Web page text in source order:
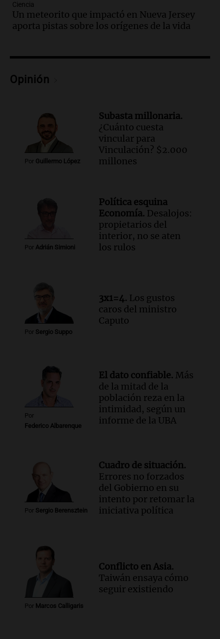
Una mañana para todos
Episodios
Una mañana para todos
para poder seguir viviend
Una mañana para todos
Episodios
Audio.Estiman que la inflación nacional
de julio será menor al 2,9% registrado
Episodios
Audio. Altas Cumbres: rescataron a una
cabra que llevaba ocho días atrapada en
un precipicio
Una mañana para todos
conectividad fronteriza, aérea y digital
con Jujuy
Panorama Federal
Episodios
Audio.Del fitness a la longevidad: por
Una mañana para todos
Episodios
Audio.
Investigan un asalto millonario a
la cooperativa Talamochita en Villa
María
Panorama Federal
Ciencia
Un meteorito que impactó en Nueva Jersey
aporta pistas sobre los orígenes de la vida
Opinión
Por Guillermo López
Subasta millonaria.
¿Cuánto cuesta
vincular para
Vinculación? $2.000
millones
Por Adrián Simioni
Política esquina
Economía. Desalojos:
propietarios del
interior, no se aten
los rulos
Por Sergio Suppo
3x1=4. Los gustos
caros del ministro
Caputo
Por
Federico Albarenque
El dato confiable. Más
de la mitad de la
población reza en la
intimidad, según un
informe de la UBA
Por Sergio Berensztein
Cuadro de situación.
Errores no forzados
del Gobierno en su
intento por retomar la
iniciativa política
Por Marcos Calligaris
Conflicto en Asia.
Taiwán ensaya cómo
seguir existiendo